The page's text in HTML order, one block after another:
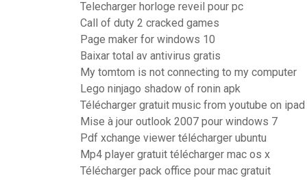
Telecharger horloge reveil pour pc
Call of duty 2 cracked games
Page maker for windows 10
Baixar total av antivirus gratis
My tomtom is not connecting to my computer
Lego ninjago shadow of ronin apk
Télécharger gratuit music from youtube on ipad
Mise à jour outlook 2007 pour windows 7
Pdf xchange viewer télécharger ubuntu
Mp4 player gratuit télécharger mac os x
Télécharger pack office pour mac gratuit